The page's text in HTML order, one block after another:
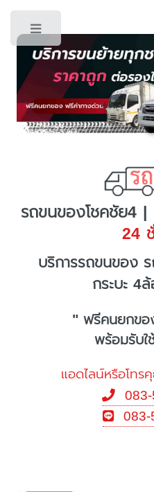
รถขนของโชคชัย4 |
24
บริการรถขนของ
กระบะ 4
" ฟรีคนยกข
พร้อมรับใ
แอดไลน์หรือโทร
083-
083-
Toggle